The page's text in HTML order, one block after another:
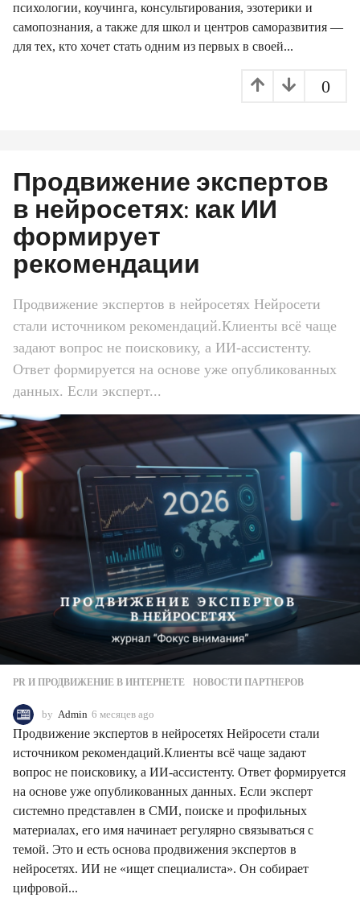
a
g
o
психологии, коучинга, консультирования, эзотерики и
самопознания, а также для школ и центров саморазвития —
для тех, кто хочет стать одним из первых в своей...
0
Продвижение экспертов
в нейросетях: как ИИ
формирует
рекомендации
Продвижение экспертов в нейросетях Нейросети
стали источником рекомендаций.Клиенты всё чаще
задают вопрос не поисковику, а ИИ-ассистенту.
Ответ формируется на основе уже опубликованных
данных. Если эксперт...
PR И ПРОДВИЖЕНИЕ В ИНТЕРНЕТЕ ,НОВОСТИ ПАРТНЕРОВ
by Admin 6 месяцев ago
м
с
я
ц
е
a
g
o
Продвижение экспертов в нейросетях Нейросети стали
источником рекомендаций.Клиенты всё чаще задают
вопрос не поисковику, а ИИ-ассистенту. Ответ формируется
на основе уже опубликованных данных. Если эксперт
системно представлен в СМИ, поиске и профильных
материалах, его имя начинает регулярно связываться с
темой. Это и есть основа продвижения экспертов в
нейросетях. ИИ не «ищет специалиста». Он собирает
цифровой...